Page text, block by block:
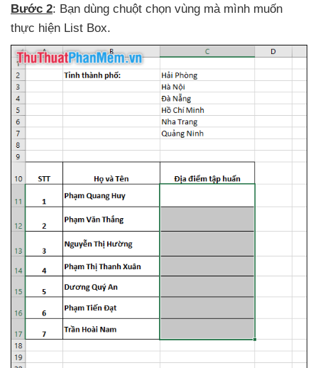
Bước 2: Bạn dùng chuột chọn vùng mà mình muốn
thực hiện List Box.